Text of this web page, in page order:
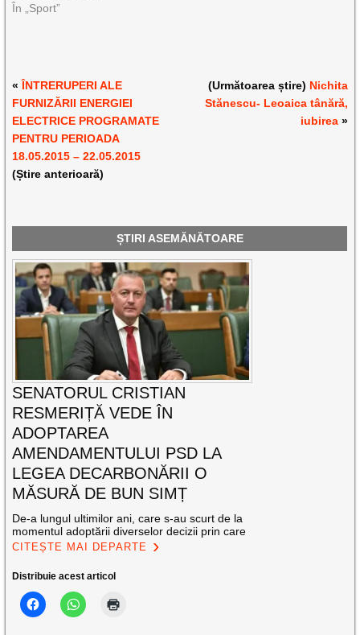
În „Sport”
« ÎNTRERUPERI ALE
FURNIZĂRII ENERGIEI
ELECTRICE PROGRAMATE
PENTRU PERIOADA
18.05.2015 – 22.05.2015
(Știre anterioară)
(Următoarea știre) Nichita
Stănescu- Leoaica tânără,
iubirea»
ȘTIRI ASEMĂNĂTOARE
SENATORUL CRISTIAN
RESMERIȚĂ VEDE ÎN
ADOPTAREA
AMENDAMENTULUI PSD LA
LEGEA DECARBONĂRII O
MĂSURĂ DE BUN SIMȚ
De-a lungul ultimilor ani, care s-au scurt de la
momentul adoptării diverselor decizii prin care
CITEȘTE MAI DEPARTE
Distribuie acest articol